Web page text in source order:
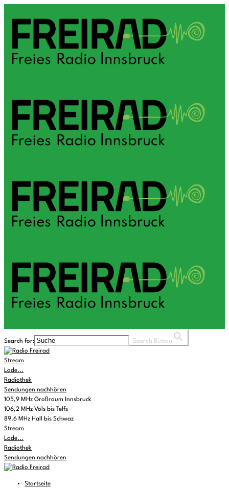
Search for: Search Button
Stream
Lade...
Radiothek
Sendungen nachhören
105,9 MHz Großraum Innsbruck
106,2 MHz Völs bis Telfs
89,6 MHz Hall bis Schwaz
Stream
Lade...
Radiothek
Sendungen nachhören
Startseite